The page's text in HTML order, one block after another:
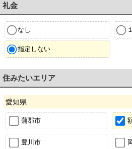
礼金
なし
指定しない
住みたいエリア
愛知県
蒲郡市
豊川市